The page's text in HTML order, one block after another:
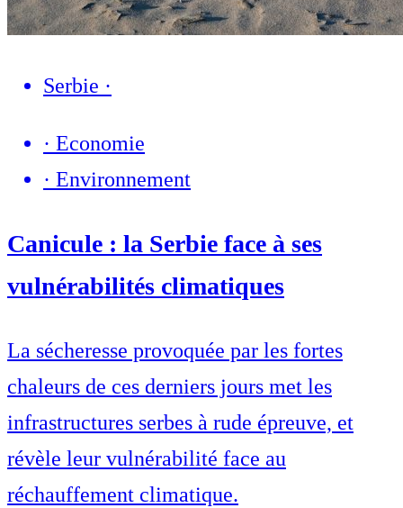
Serbie ·
· Economie
· Environnement
Canicule : la Serbie face à ses
vulnérabilités climatiques
La sécheresse provoquée par les fortes
chaleurs de ces derniers jours met les
infrastructures serbes à rude épreuve, et
révèle leur vulnérabilité face au
réchauffement climatique.